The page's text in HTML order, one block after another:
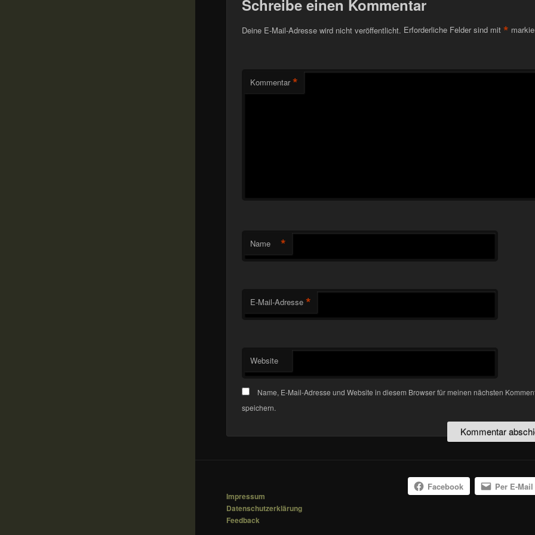
Schreibe einen Kommentar
Deine E-Mail-Adresse wird nicht veröffentlicht. Erforderliche Felder sind mit *
Kommentar *
Name *
E-Mail-Adresse *
Website
Name, E-Mail-Adresse und Website in diesem Browser für meinen nächsten
speichern.
Impressum
Datenschutzerklärung
Feedback
Facebook Per E-